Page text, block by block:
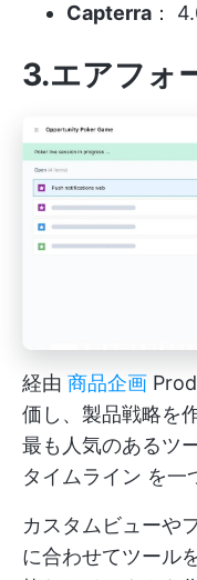
Capterra ：
3.エアフォ
経由 商品企画
価し、製品戦略を
最も人気のあるツ
タイムライン を一
カスタムビューや
に合わせてツール